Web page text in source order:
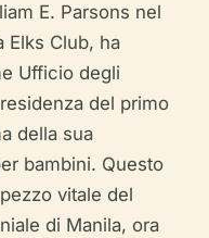
E. Parsons nel
Elks Club, ha
Ufficio degli
del primo
della sua
bambini. Questo
vitale del
di Manila, ora